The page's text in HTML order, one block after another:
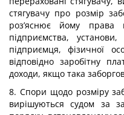
стягувачу про розмір
роз’яснює йому
підприємства,
підприємця, фізичної
відповідно заробітну
доходи, якщо така
8. Спори щодо розміру
вирішуються судом за